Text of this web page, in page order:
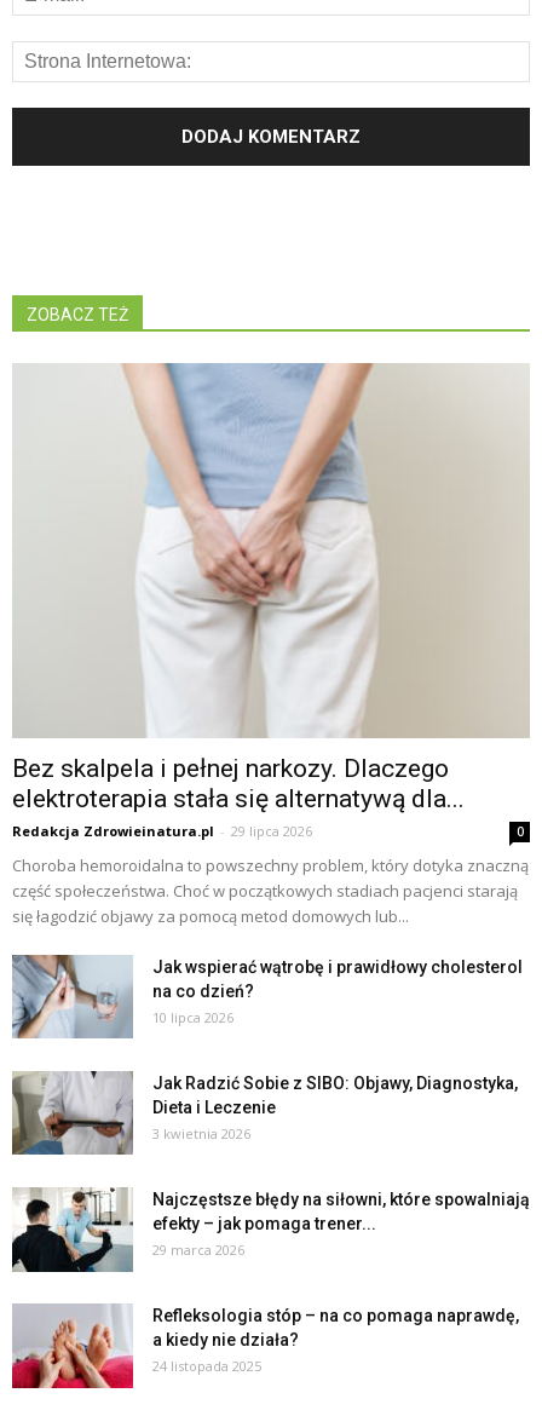
ZOBACZ TEŻ
Bez skalpela i pełnej narkozy. Dlaczego
elektroterapia stała się alternatywą dla...
Redakcja Zdrowieinatura.pl - 29 lipca 2026 0
Choroba hemoroidalna to powszechny problem, który dotyka znaczną
część społeczeństwa. Choć w początkowych stadiach pacjenci starają
się łagodzić objawy za pomocą metod domowych lub...
Jak wspierać wątrobę i prawidłowy cholesterol
na co dzień?
10 lipca 2026
Jak Radzić Sobie z SIBO: Objawy, Diagnostyka,
Dieta i Leczenie
3 kwietnia 2026
Najczęstsze błędy na siłowni, które spowalniają
efekty – jak pomaga trener...
29 marca 2026
Refleksologia stóp – na co pomaga naprawdę,
a kiedy nie działa?
24 listopada 2025